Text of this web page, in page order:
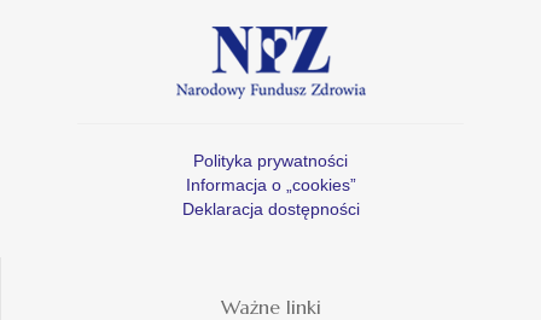
Polityka prywatności
Informacja o „cookies”
Deklaracja dostępności
Ważne linki